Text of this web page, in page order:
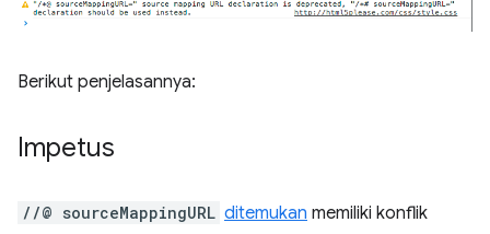
Berikut penjelasannya:
Impetus
//@ sourceMappingURL ditemukan memiliki konflik